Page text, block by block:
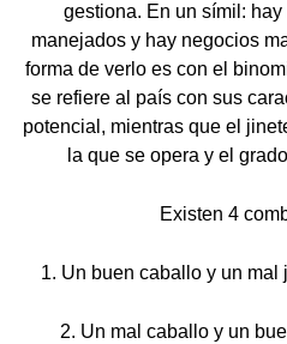
gestiona. En un símil: hay
manejados y hay negocios
forma de verlo es con el
se refiere al país con sus
potencial, mientras que el
la que se opera y el
Existen 4
1. Un buen caballo y un
2. Un mal caballo y un